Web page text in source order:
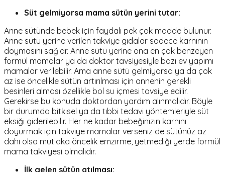
Süt gelmiyorsa mama sütün yerini tutar:
Anne sütünde bebek için faydalı pek çok madde bulunur.
Anne sütü yerine verilen takviye gıdalar sadece karnının
doymasını sağlar. Anne sütü yerine ona en çok benzeyen
formül mamalar ya da doktor tavsiyesiyle bazı ev yapımı
mamalar verilebilir. Ama anne sütü gelmiyorsa ya da çok
az ise öncelikle sütün artırılması için annenin gerekli
besinleri alması özellikle bol su içmesi tavsiye edilir.
Gerekirse bu konuda doktordan yardım alınmalıdır. Böyle
bir durumda bitkisel ya da tıbbi tedavi yöntemleriyle süt
eksiği giderilebilir. Her ne kadar bebeğinizin karnını
doyurmak için takviye mamalar verseniz de sütünüz az
dahi olsa mutlaka öncelik emzirme, yetmediği yerde formül
mama takviyesi olmalıdır.
İlk gelen sütün atılması: